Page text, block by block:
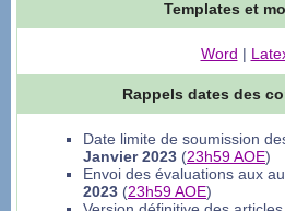
Templates et
Word |
Rappels dates des
Date limite de soumission
Janvier 2023 (23h59 AOE)
Envoi des évaluations aux
2023 (23h59 AOE)